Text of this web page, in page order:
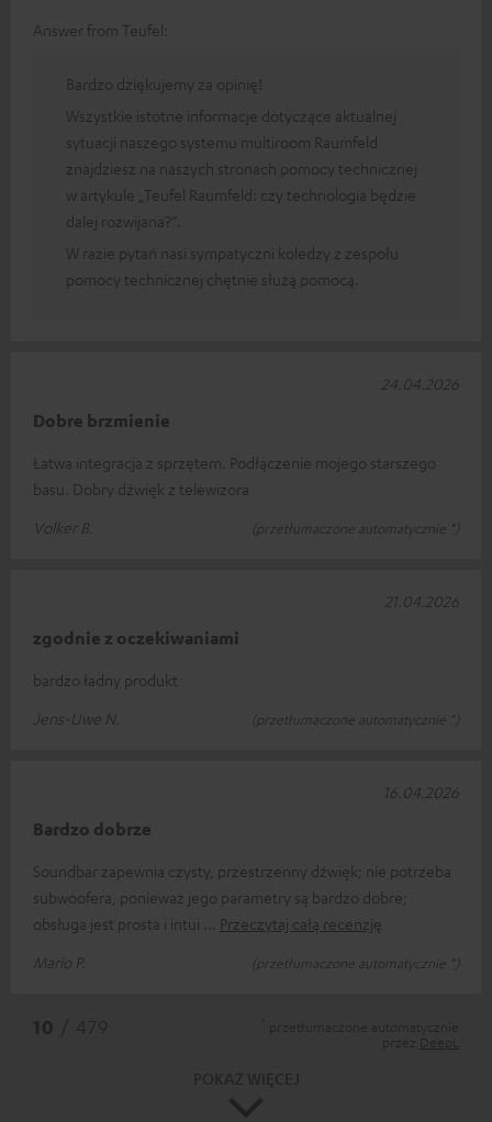
Answer from Teufel:
Bardzo dziękujemy za opinię!
Wszystkie istotne informacje dotyczące aktualnej
sytuacji naszego systemu multiroom Raumfeld
znajdziesz na naszych stronach pomocy technicznej
w artykule „Teufel Raumfeld: czy technologia będzie
dalej rozwijana?”.
W razie pytań nasi sympatyczni koledzy z zespołu
pomocy technicznej chętnie służą pomocą.
Dobre brzmienie
Łatwa integracja z sprzętem. Podłączenie mojego starszego
basu. Dobry dźwięk z telewizora
Volker B.
(przetłumaczone automatycznie *)
24.04.2026
zgodnie z oczekiwaniami
bardzo ładny produkt
Jens-Uwe N.
(przetłumaczone automatycznie *)
21.04.2026
Bardzo dobrze
Soundbar zapewnia czysty, przestrzenny dźwięk; nie potrzeba
subwoofera, ponieważ jego parametry są bardzo dobre;
obsługa jest prosta i intui
Przeczytaj całą recenzję
Mario P.
(przetłumaczone automatycznie *)
16.04.2026